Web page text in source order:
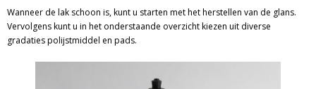
Wanneer de lak schoon is, kunt u starten met het herstellen van de glans.
Vervolgens kunt u in het onderstaande overzicht kiezen uit diverse
gradaties polijstmiddel en pads.